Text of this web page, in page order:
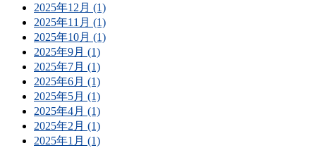
2025年12月 (1)
2025年11月 (1)
2025年10月 (1)
2025年9月 (1)
2025年7月 (1)
2025年6月 (1)
2025年5月 (1)
2025年4月 (1)
2025年2月 (1)
2025年1月 (1)